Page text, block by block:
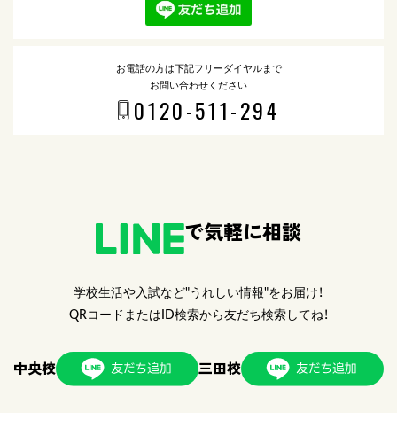
お電話の方は下記フリーダイヤルまで
お問い合わせください
0120-511-294
で気軽に相談
学校生活や入試など"うれしい情報"をお届け！
QRコードまたはID検索から友だち検索してね！
中央校 三田校